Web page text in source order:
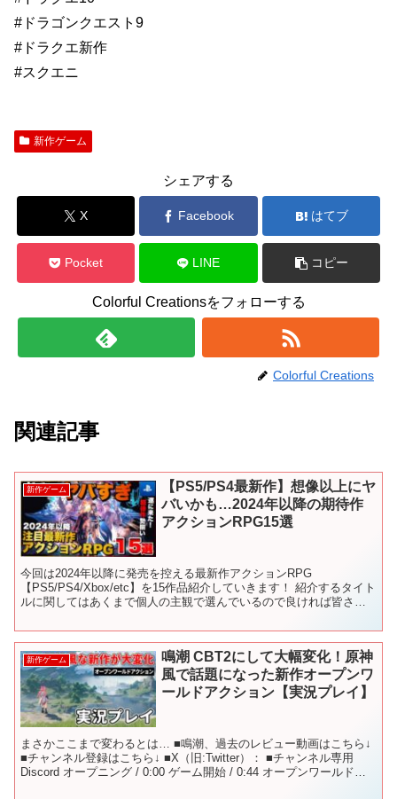
#ドラゴンクエスト9
#ドラクエ新作
#スクエニ
新作ゲーム
シェアする
X Facebook はてブ
Pocket LINE コピー
Colorful Creationsをフォローする
Colorful Creations
関連記事
新作ゲーム
【PS5/PS4最新作】想像以上にヤ
バいかも…2024年以降の期待作
アクションRPG15選
今回は2024年以降に発売を控える最新作アクションRPG
【PS5/PS4/Xbox/etc】を15作品紹介していきます！ 紹介するタイト
ルに関してはあくまで個人の主観で選んでいるので良ければ皆さん
新作ゲーム
鳴潮 CBT2にして大幅変化！原神
風で話題になった新作オープンワ
ールドアクション【実況プレイ】
まさかここまで変わるとは… ■鳴潮、過去のレビュー動画はこちら↓
■チャンネル登録はこちら↓ ■X（旧:Twitter）： ■チャンネル専用
Discord オープニング / 0:00 ゲーム開始 / 0:44 オープンワールド＆